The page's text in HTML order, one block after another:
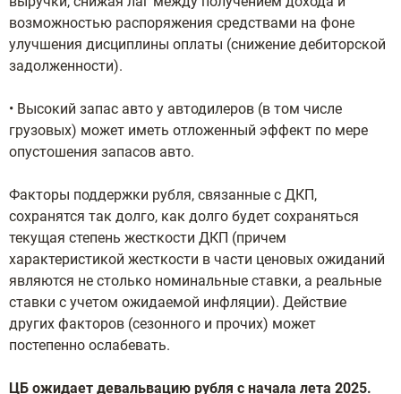
возможностью распоряжения средствами на фоне
улучшения дисциплины оплаты (снижение дебиторской
задолженности).
• Высокий запас авто у автодилеров (в том числе
грузовых) может иметь отложенный эффект по мере
опустошения запасов авто.
Факторы поддержки рубля, связанные с ДКП,
сохранятся так долго, как долго будет сохраняться
текущая степень жесткости ДКП (причем
характеристикой жесткости в части ценовых ожиданий
являются не столько номинальные ставки, а реальные
ставки с учетом ожидаемой инфляции). Действие
других факторов (сезонного и прочих) может
постепенно ослабевать.
ЦБ ожидает девальвацию рубля с начала лета 2025.